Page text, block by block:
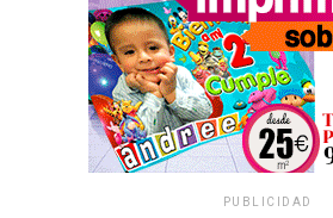
PUBLICIDAD